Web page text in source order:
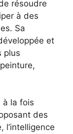
résoudre
à des
Sa
et
plus
à la fois
des
l’intelligence